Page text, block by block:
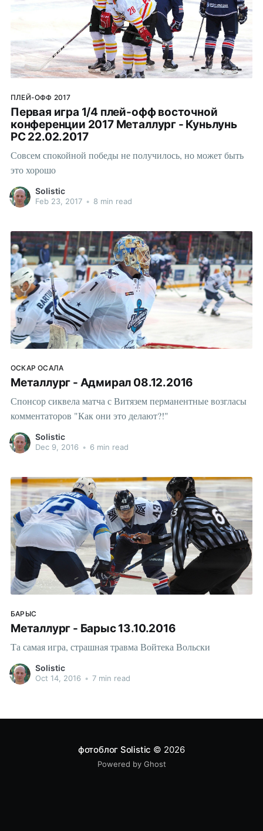
ПЛЕЙ-ОФФ 2017
Первая игра 1/4 плей-офф восточной
конференции 2017 Металлург - Куньлунь
РС 22.02.2017
Совсем спокойной победы не получилось, но может быть
это хорошо
Solistic
Feb 23, 2017 • 8 min read
ОСКАР ОСАЛА
Металлург - Адмирал 08.12.2016
Спонсор сиквела матча с Витязем перманентные возгласы
комментаторов "Как они это делают?!"
Solistic
Dec 9, 2016 • 6 min read
БАРЫС
Металлург - Барыс 13.10.2016
Та самая игра, страшная травма Войтека Вольски
Solistic
Oct 14, 2016 • 7 min read
фотоблог Solistic © 2026
Powered by Ghost